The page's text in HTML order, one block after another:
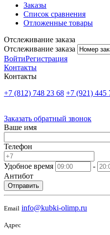
Заказы
Список сравнения
Отложенные товары
Отслеживание заказа
Отслеживание заказа
ВойтиРегистрация
Контакты
Контакты
+7 (812) 748 23 68 +7 (921) 445
Заказать обратный звонок
Ваше имя
Телефон
Удобное время
-
Антибот
Отправить
Email info@kubki-olimp.ru
Адрес